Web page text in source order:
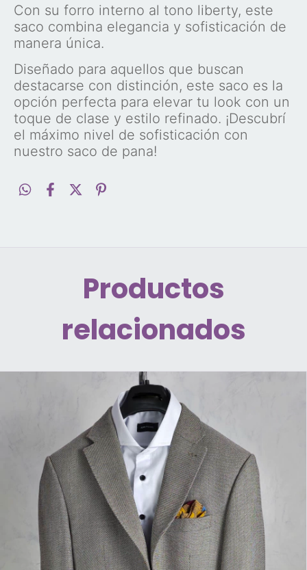
Con su forro interno al tono liberty, este
saco combina elegancia y sofisticación de
manera única.
Diseñado para aquellos que buscan
destacarse con distinción, este saco es la
opción perfecta para elevar tu look con un
toque de clase y estilo refinado. ¡Descubrí
el máximo nivel de sofisticación con
nuestro saco de pana!
Productos
relacionados